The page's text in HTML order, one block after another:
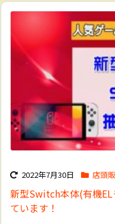
2022年7月30日 店頭
新型Switch本体(有機
ています！